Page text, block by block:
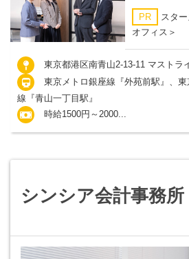
PR
スタ
オフィス＞
東京都港区南青山2-13-11 マストラ
東京メトロ銀座線『外苑前駅』、
線『青山一丁目駅』
時給1500円～2000...
シンシア会計事務所